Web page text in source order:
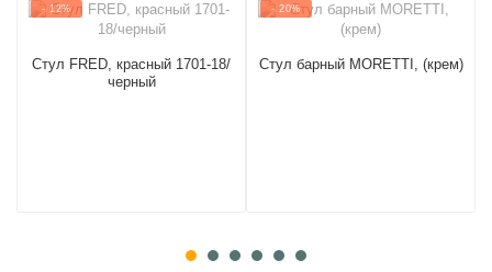
- 12%
Стул FRED, красный 1701-18/
черный
- 20%
Стул барный MORETTI, (крем)